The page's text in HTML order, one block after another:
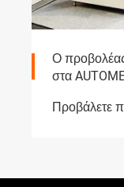
Ο προβολέας
στα
Προβάλετε